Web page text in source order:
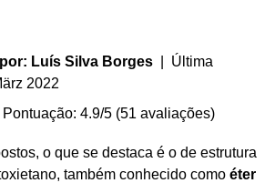
Luís Silva Borges | Última
2022
Pontuação: 4.9/5 (51 avaliações)
o que se destaca é o de estrutura
também conhecido como éter